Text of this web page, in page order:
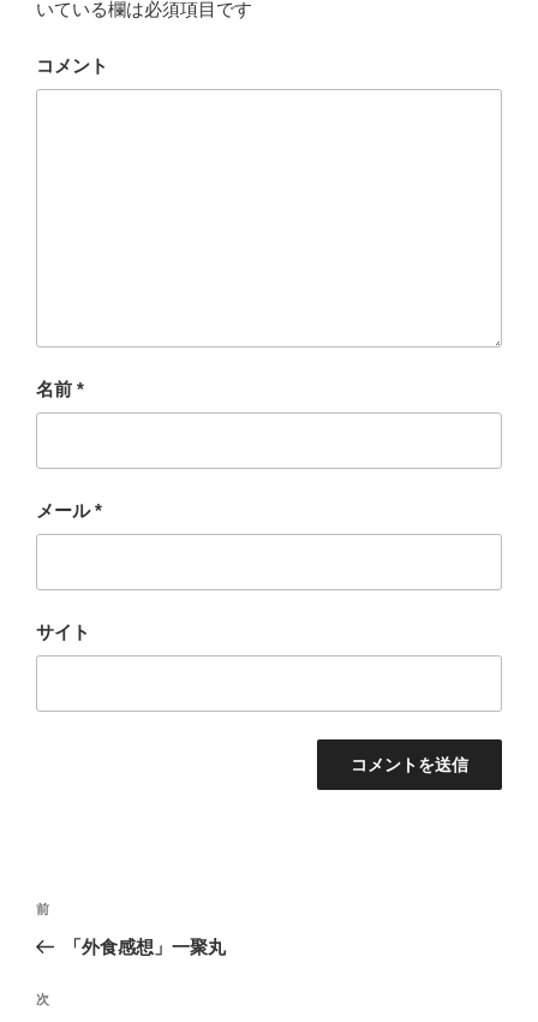
いている欄は必須項目です
コメント
名前 *
メール*
サイト
投
ビ
過
去
投
前
「外食感想」一聚丸
次
次